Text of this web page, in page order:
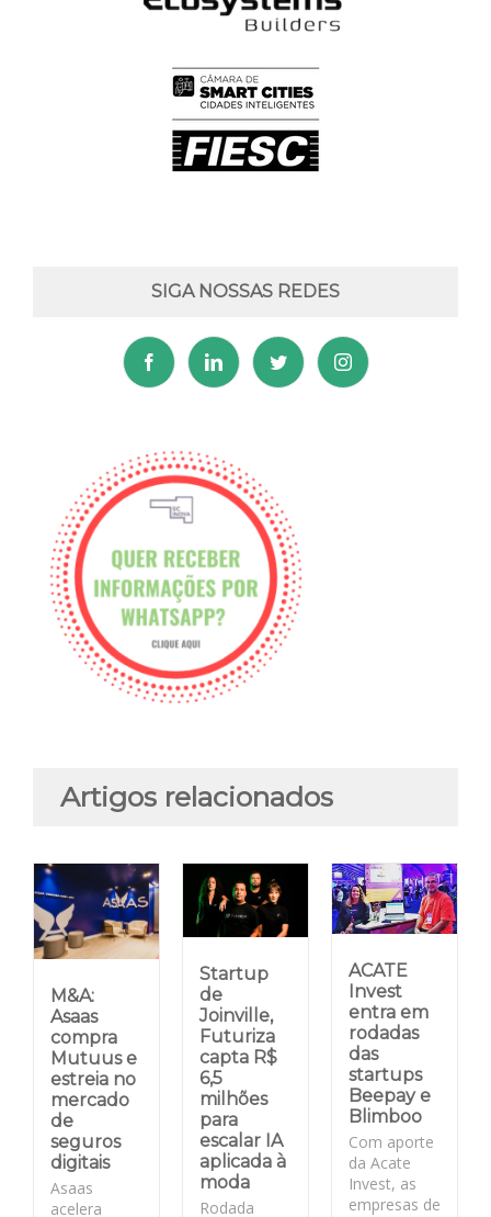
SIGA NOSSAS REDES
Artigos relacionados
M&A:
Asaas
compra
Mutuus e
estreia no
mercado
de
seguros
digitais
Asaas
acelera
Startup
de
Joinville,
Futuriza
capta R$
6,5
milhões
para
escalar IA
aplicada à
moda
Rodada
ACATE
Invest
entra em
rodadas
das
startups
Beepay e
Blimboo
Com aporte
da Acate
Invest, as
empresas de